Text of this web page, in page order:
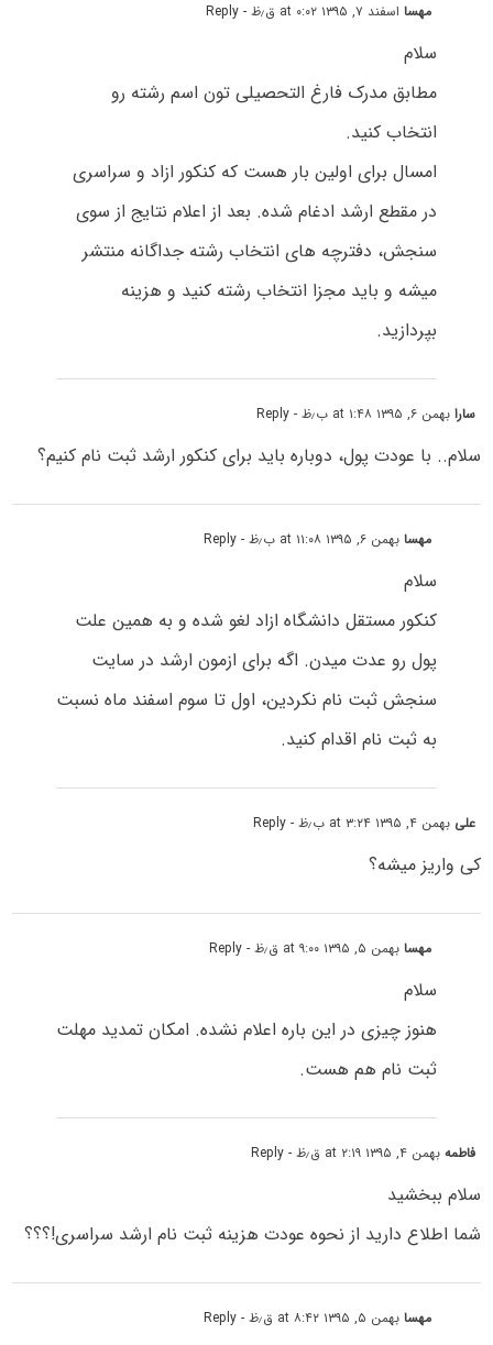
مهسااسفند ۷, ۱۳۹۵ at ۰:۰۲ ق٫ظ - Reply
سلام
مطابق مدرک فارغ التحصیلی تون اسم رشته رو
انتخاب کنید.
امسال برای اولین بار هست که کنکور ازاد و سراسری
در مقطع ارشد ادغام شده. بعد از اعلام نتایج از سوی
سنجش، دفترچه های انتخاب رشته جداگانه منتشر
میشه و باید مجزا انتخاب رشته کنید و هزینه
بپردازید.
سارابهمن ۶, ۱۳۹۵ at ۱:۴۸ ب٫ظ - Reply
سلام.. با عودت پول، دوباره باید برای کنکور ارشد ثبت نام کنیم؟
مهسابهمن ۶, ۱۳۹۵ at ۱۱:۰۸ ب٫ظ - Reply
سلام
کنکور مستقل دانشگاه ازاد لغو شده و به همین علت
پول رو عدت میدن. اگه برای ازمون ارشد در سایت
سنجش ثبت نام نکردین، اول تا سوم اسفند ماه نسبت
به ثبت نام اقدام کنید.
علی بهمن ۴, ۱۳۹۵ at ۳:۲۴ ب٫ظ - Reply
کی واریز میشه؟
مهسابهمن ۵, ۱۳۹۵ at ۹:۰۰ ق٫ظ - Reply
سلام
هنوز چیزی در این باره اعلام نشده. امکان تمدید مهلت
ثبت نام هم هست.
فاطمهبهمن ۴, ۱۳۹۵ at ۲:۱۹ ق٫ظ - Reply
سلام ببخشید
شما اطلاع دارید از نحوه عودت هزینه ثبت نام ارشد سراسری!؟؟؟
مهسابهمن ۵, ۱۳۹۵ at ۸:۴۲ ق٫ظ - Reply